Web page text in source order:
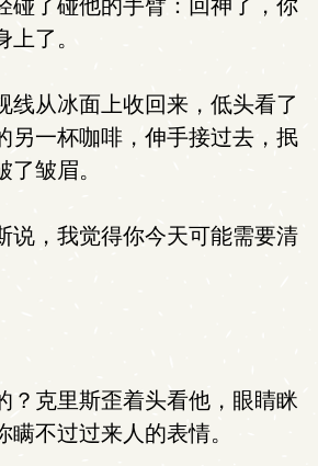
碰了碰他的手臂：回神了，你
了。
从冰面上收回来，低头看了
另一杯咖啡，伸手接过去，抿
皱眉。
，我觉得你今天可能需要清
克里斯歪着头看他，眼睛眯
瞒不过过来人的表情。